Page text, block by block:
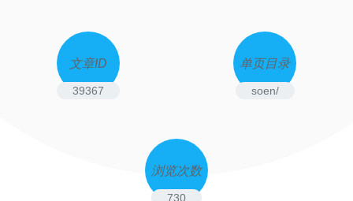
文章ID
39367
单页目录
soen/
浏览次数
730